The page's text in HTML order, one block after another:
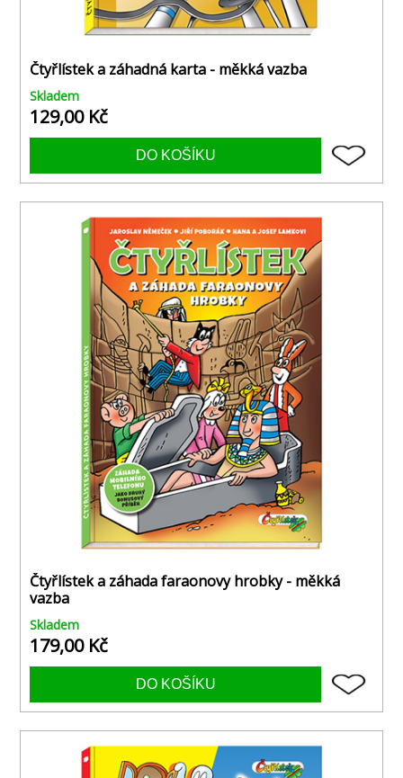
Čtyřlístek a záhadná karta - měkká vazba
Skladem
129,00 Kč
Čtyřlístek a záhada faraonovy hrobky - měkká
vazba
Skladem
179,00 Kč